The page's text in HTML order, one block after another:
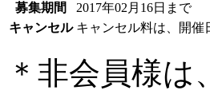
募集期間
2017年02月16日まで
キャンセル キャンセル料は、開
＊非会員様